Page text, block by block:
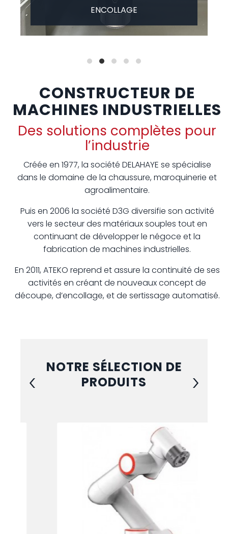
ENCOLLAGE
CONSTRUCTEUR DE
MACHINES INDUSTRIELLES
Des solutions complètes pour
l’industrie
Créée en 1977, la société DELAHAYE se spécialise
dans le domaine de la chaussure, maroquinerie et
agroalimentaire.
Puis en 2006 la société D3G diversifie son activité
vers le secteur des matériaux souples tout en
continuant de développer le négoce et la
fabrication de machines industrielles.
En 2011, ATEKO reprend et assure la continuité de ses
activités en créant de nouveaux concept de
découpe, d’encollage, et de sertissage automatisé.
NOTRE SÉLECTION DE
PRODUITS